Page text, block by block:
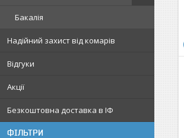
Бакалія
Надійний захист від комарів
Відгуки
Акції
Безкоштовна доставка в ІФ
ФІЛЬТРИ